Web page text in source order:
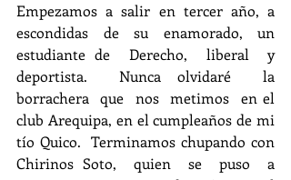
Empezamos  a  salir  en  tercer  año,  a
escondidas  de  su  enamorado,  un
estudiante de  Derecho,  liberal  y
deportista.  Nunca olvidaré  la
borrachera  que  nos  metimos  en el
club Arequipa, en el cumpleaños de mi
tío Quico.  Terminamos chupando con
Chirinos Soto,  quien  se  puso  a